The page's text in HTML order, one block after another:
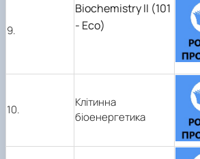
9.
Biochemistry ІІ (101
- Eco)
10.
Клітинна
біоенергетика